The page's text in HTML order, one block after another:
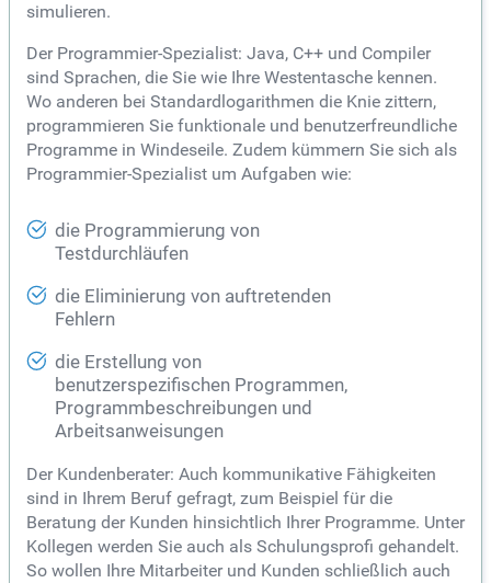
simulieren.
Der Programmier-Spezialist: Java, C++ und Compiler
sind Sprachen, die Sie wie Ihre Westentasche kennen.
Wo anderen bei Standardlogarithmen die Knie zittern,
programmieren Sie funktionale und benutzerfreundliche
Programme in Windeseile. Zudem kümmern Sie sich als
Programmier-Spezialist um Aufgaben wie:
die Programmierung von
Testdurchläufen
die Eliminierung von auftretenden
Fehlern
die Erstellung von
benutzerspezifischen Programmen,
Programmbeschreibungen und
Arbeitsanweisungen
Der Kundenberater: Auch kommunikative Fähigkeiten
sind in Ihrem Beruf gefragt, zum Beispiel für die
Beratung der Kunden hinsichtlich Ihrer Programme. Unter
Kollegen werden Sie auch als Schulungsprofi gehandelt.
So wollen Ihre Mitarbeiter und Kunden schließlich auch